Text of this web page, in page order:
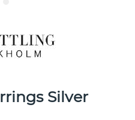
Silver